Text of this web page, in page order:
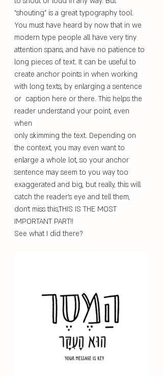
"shouting" is a great typography tool.
You must have heard by now that in we
modern type people all have very tiny
attention spans, and have no patience to
long pieces of text. It can be useful to
create anchor points in when working
with long texts, by enlarging a sentence
or  caption here or there. This helps the
reader understand your point, even
when
only skimming the text. Depending on
the context, you may even want to
enlarge a whole lot, so your anchor
sentence may seem to you way too
exaggerated and big, but really, this will
catch the reader's eye and tell them,
don't miss this,THIS IS THE MOST
IMPORTANT PART!!
See what I did there?